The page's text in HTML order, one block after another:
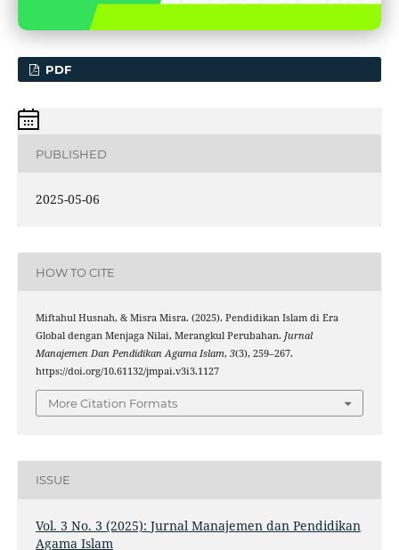
PDF
PUBLISHED
2025-05-06
HOW TO CITE
Miftahul Husnah, & Misra Misra. (2025). Pendidikan Islam di Era
Global dengan Menjaga Nilai, Merangkul Perubahan. Jurnal
Manajemen Dan Pendidikan Agama Islam, 3(3), 259–267.
https://doi.org/10.61132/jmpai.v3i3.1127
More Citation Formats
ISSUE
Vol. 3 No. 3 (2025): Jurnal Manajemen dan Pendidikan
Agama Islam